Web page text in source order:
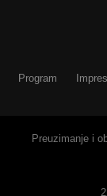
Program
Preuzimanje i